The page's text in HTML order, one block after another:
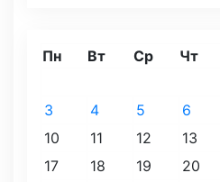
Пн Вт Ср Чт
3
4 5 6
10
11 12 13
17
18 19 20